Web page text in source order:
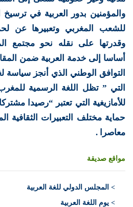
والمؤمنين بدور العربية في ترسيخ
للشعب المغربي وتعبيرها عن
وقدرتها على نقله نحو مجتمع
أساسا إلى خدمة العربية ضمن
التوافق الوطني الذي أنجز سياسة
التي ” تظل اللغة الرسمية
للأمازيغية التي تعتبر “رصيدا
حماية مختلف التعبيرات الثقافية
معاصرا .
مواقع صديقة
> المجلس الدولي للغة العربية
> يوم اللغة العربية